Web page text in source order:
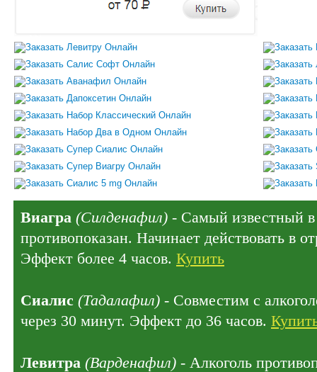
Виагра (Силденафил) - Самый известный в
противопоказан. Начинает действовать в
Эффект более 4 часов. Купить
Сиалис (Тадалафил) - Совместим с
через 30 минут. Эффект до 36 часов.
Левитра (Варденафил) - Алкоголь